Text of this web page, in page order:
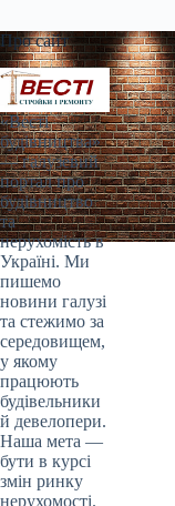
Про сайт
«Весті
будівництва»
— галузевий
портал про
будівництво
та
нерухомість в
Україні. Ми
пишемо
новини галузі
та стежимо за
середовищем,
у якому
працюють
будівельники
й девелопери.
Наша мета —
бути в курсі
змін ринку
нерухомості.